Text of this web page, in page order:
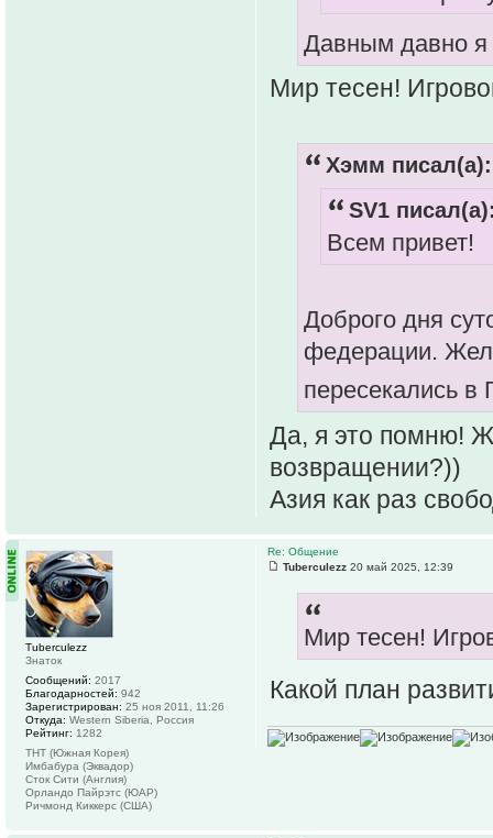
Давным давно я
Мир тесен!
Хэмм писал(а):
SV1
Всем привет!
Доброго дня
федерации.
пересекались в
Да, я это помню!
возвращении?))
Азия как раз
Re: Общение
Tuberculezz 20 май 2025, 12:39
Мир тесен!
Какой план
Tuberculezz
Знаток
Сообщений: 2017
Благодарностей: 942
Зарегистрирован: 25 ноя 2011, 11:26
Откуда: Western Siberia, Россия
Рейтинг: 1282
ТНТ (Южная Корея)
Имбабура (Эквадор)
Сток Сити (Англия)
Орландо Пайрэтс (ЮАР)
Ричмонд Киккерс (США)